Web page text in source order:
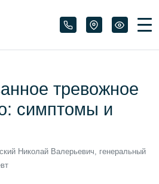
тревожное
симптомы и
Николай Валерьевич, генеральный